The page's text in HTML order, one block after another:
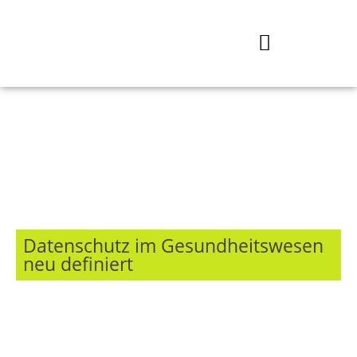
Datenschutz im Gesundheitswesen
neu definiert